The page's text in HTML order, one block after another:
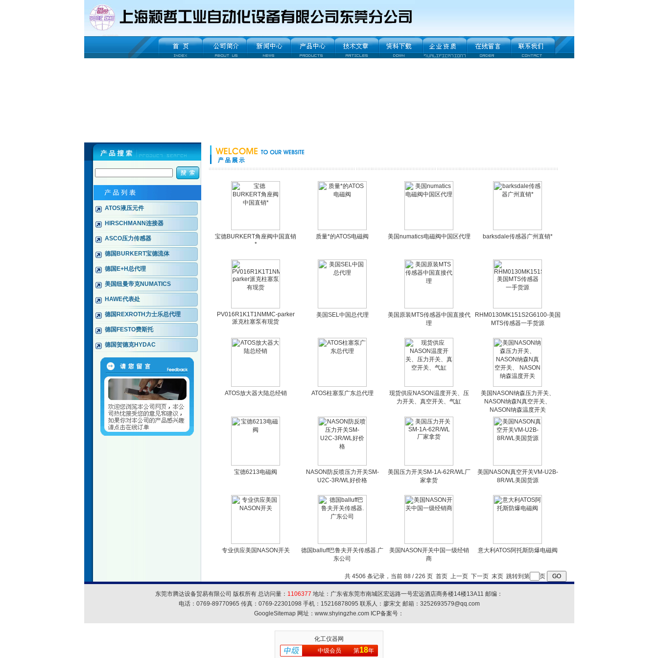
ATOS液压元件
HIRSCHMANN连接器
ASCO压力传感器
德国BURKERT宝德流体
德国E+H总代理
美国纽曼帝克NUMATICS
HAWE代表处
德国REXROTH力士乐总代理
德国FESTO费斯托
德国贺德克HYDAC
宝德BURKERT角座阀中国直销
*
质量*的ATOS电磁阀 美国numatics电磁阀中国区代理 barksdale传感器广州直销*
PV016R1K1T1NMMC-parker
派克柱塞泵有现货
美国SEL中国总代理
美国原装MTS传感器中国直接代
理
RHM0130MK151S2G6100-美国
MTS传感器一手货源
ATOS放大器大陆总经销 ATOS柱塞泵广东总代理
现货供应NASON温度开关、压
力开关、真空开关、气缸
美国NASON纳森压力开关、
NASON纳森N真空开关、
NASON纳森温度开关
宝德6213电磁阀
NASON防反喷压力开关SM-
U2C-3R/WL好价格
美国压力开关SM-1A-62R/WL厂
家拿货
美国NASON真空开关VM-U2B-
8R/WL美国货源
专业供应美国NASON开关
德国balluff巴鲁夫开关传感器.广
东公司
美国NASON开关中国一级经销
商
意大利ATOS阿托斯防爆电磁阀
共 4506 条记录，当前 88 / 226 页 首页 上一页 下一页 末页 跳转到第 页
东莞市腾达设备贸易有限公司 版权所有 总访问量： 1106377 地址：广东省东莞市南城区宏远路一号宏远酒店商务楼14楼13A11 邮编：
电话：0769-89770965 传真：0769-22301098 手机：15216878095 联系人：廖宋文 邮箱： 3252693579@qq.com
GoogleSitemap 网址：www.shyingzhe.com ICP备案号：
化工仪器网
中级会员
第18年